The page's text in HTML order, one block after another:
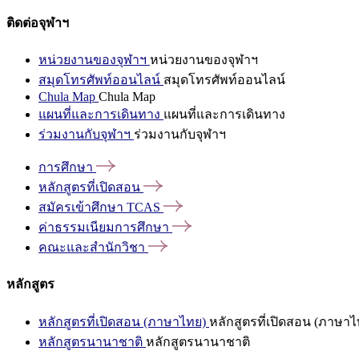
ติดต่อจุฬาฯ
หน่วยงานของจุฬาฯ หน่วยงานของจุฬาฯ
สมุดโทรศัพท์ออนไลน์ สมุดโทรศัพท์ออนไลน์
Chula Map Chula Map
แผนที่และการเดินทาง แผนที่และการเดินทาง
ร่วมงานกับจุฬาฯ ร่วมงานกับจุฬาฯ
การศึกษา
หลักสูตรที่เปิดสอน
สมัครเข้าศึกษา TCAS
ค่าธรรมเนียมการศึกษา
คณะและสำนักวิชา
หลักสูตร
หลักสูตรที่เปิดสอน (ภาษาไทย) หลักสูตรที่เปิดสอน (ภาษาไ
หลักสูตรนานาชาติ หลักสูตรนานาชาติ